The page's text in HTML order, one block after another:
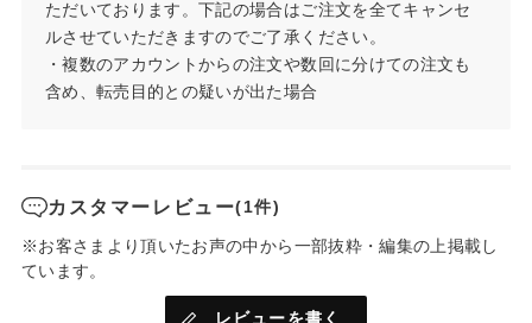
✓ひと塗りで唇のくすみをカバーするカラー展開
シアーな発色で、唇をきれいに見せます。
手持ちのリップに重ねる際に拭き取ることで、清潔に保ちやす
く色が混ざらず使えます。
✓クレンジング不要、石けん洗顔で落とせます
ただいております。下記の場合はご注文を全てキャンセ
ルさせていただきますのでご了承ください。
・複数のアカウントからの注文や数回に分けての注文も
含め、転売目的との疑いが出た場合
カスタマーレビュー(1件)
※お客さまより頂いたお声の中から一部抜粋・編集の上掲載し
ています。
レビューを書く